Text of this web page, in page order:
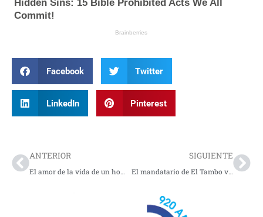
Facebook Twitter
LinkedIn Pinterest
ANTERIOR
El amor de la vida de un hombre
SIGUIENTE
El mandatario de El Tambo visita las veredas